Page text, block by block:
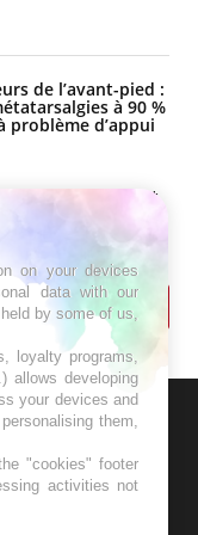
de dormir
de l’avant-pied :
à 90 %
problème d’appui
haleine : il faut
on your devices
data with our
by some of us,
loyalty programs,
allows developing
your devices and
them,
"cookies" footer
activities not